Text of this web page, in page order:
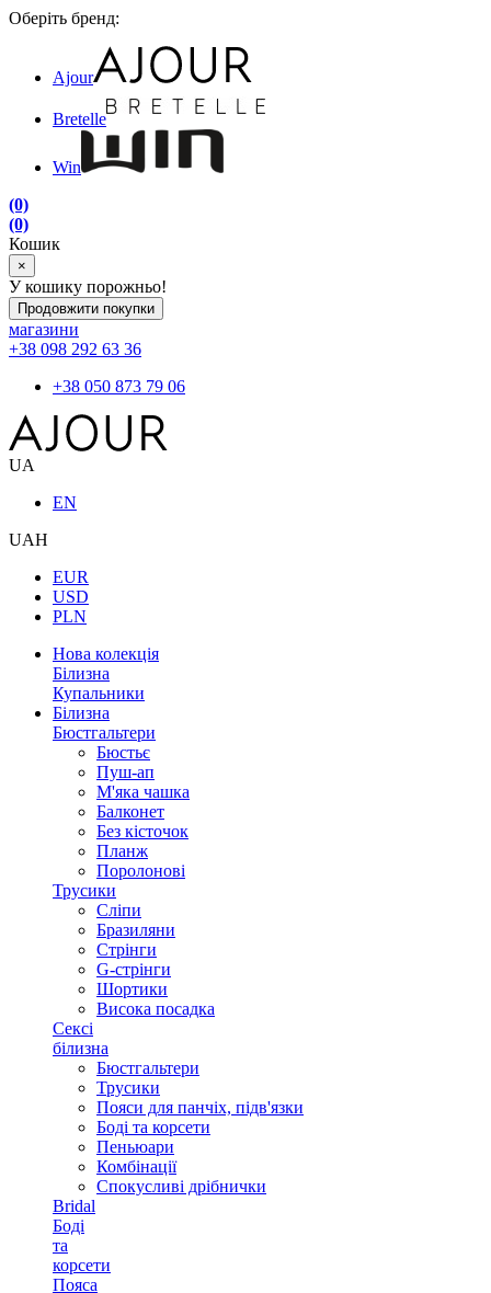
Оберіть бренд:
Ajour
Bretelle
Win
(0)
(0)
Кошик
×
У кошику порожньо!
Продовжити покупки
магазини
+38 098 292 63 36
+38 050 873 79 06
UA
EN
UAH
EUR
USD
PLN
Нова колекція
Білизна
Купальники
Білизна
Бюстгальтери
Бюстьє
Пуш-ап
М'яка чашка
Балконет
Без кісточок
Планж
Поролонові
Трусики
Сліпи
Бразиляни
Стрінги
G-стрінги
Шортики
Висока посадка
Сексі
білизна
Бюстгальтери
Трусики
Пояси для панчіх, підв'язки
Боді та корсети
Пеньюари
Комбінації
Спокусливі дрібнички
Bridal
Боді
та
корсети
Пояса